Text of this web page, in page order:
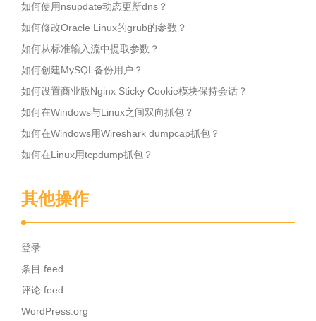
如何使用nsupdate动态更新dns？
如何修改Oracle Linux的grub的参数？
如何从标准输入流中提取参数？
如何创建MySQL备份用户？
如何设置商业版Nginx Sticky Cookie模块保持会话？
如何在Windows与Linux之间双向抓包？
如何在Windows用Wireshark dumpcap抓包？
如何在Linux用tcpdump抓包？
其他操作
登录
条目 feed
评论 feed
WordPress.org